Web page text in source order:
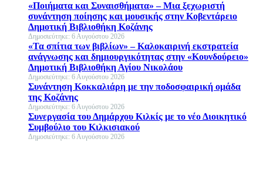
«Ποιήματα και Συναισθήματα» – Μια ξεχωριστή
συνάντηση ποίησης και μουσικής στην Κοβεντάρειο
Δημοτική Βιβλιοθήκη Κοζάνης
Δημοσιεύτηκε: 6 Αυγούστου 2026
«Τα σπίτια των βιβλίων» – Καλοκαιρινή εκστρατεία
ανάγνωσης και δημιουργικότητας στην «Κουνδούρειο»
Δημοτική Βιβλιοθήκη Αγίου Νικολάου
Δημοσιεύτηκε: 6 Αυγούστου 2026
Συνάντηση Κοκκαλιάρη με την ποδοσφαιρική ομάδα
της Κοζάνης
Δημοσιεύτηκε: 6 Αυγούστου 2026
Συνεργασία του Δημάρχου Κιλκίς με το νέο Διοικητικό
Συμβούλιο του Κιλκισιακού
Δημοσιεύτηκε: 6 Αυγούστου 2026